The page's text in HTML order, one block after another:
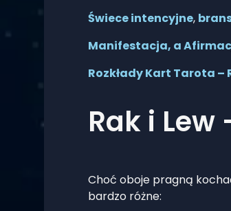
Świece intencyjne,
Manifestacja, a
Rozkłady Kart Tarota –
Rak i
Choć oboje pragną
bardzo różne: